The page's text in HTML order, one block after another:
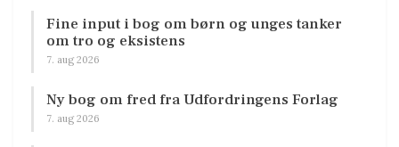
Fine input i bog om børn og unges tanker
om tro og eksistens
7. aug 2026
Ny bog om fred fra Udfordringens Forlag
7. aug 2026